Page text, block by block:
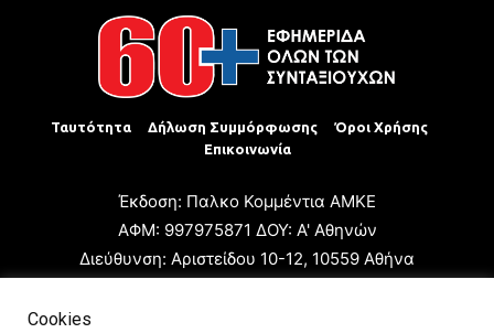
Ταυτότητα Δήλωση Συμμόρφωσης
Όροι Χρήσης
Επικοινωνία
Έκδοση: Παλκο Κομμέντια ΑΜΚΕ
ΑΦΜ: 997975871 ΔΟΥ: Α' Αθηνών
Διεύθυνση: Αριστείδου 10-12, 10559 Αθήνα
Cookies